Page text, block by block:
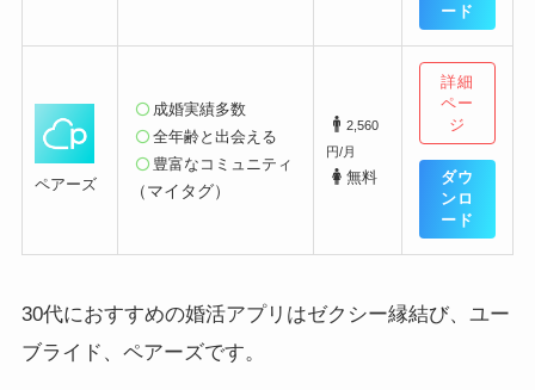
ード
ペアーズ
成婚実績多数
全年齢と出会える
豊富なコミュニティ
（マイタグ）
2,560
円/月
無料
詳細
ペー
ジ
ダウ
ンロ
ード
30代におすすめの婚活アプリはゼクシー縁結び、ユー
ブライド、ペアーズです。